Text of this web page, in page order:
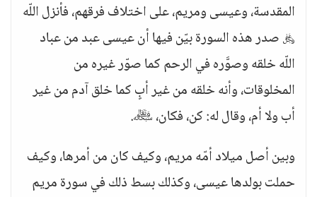
المقدسة، وعيسى ومريم، على اختلاف فرقهم، فأنزل اللّه
﷿ صدر هذه السورة بيّن فيها أن عيسى عبد من عباد
اللّه خلقه وصوَّره في الرحم كما صوّر غيره من
المخلوقات، وأنه خلقه من غير أبٍ كما خلق آدم من غير
أب ولا أم، وقال له: كن، فكان، ﷾.
وبين أصل ميلاد أمّه مريم، وكيف كان من أمرها، وكيف
حملت بولدها عيسى، وكذلك بسط ذلك في سورة مريم